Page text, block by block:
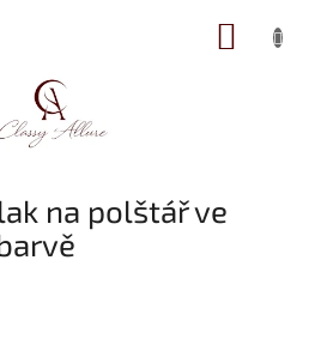
na polštář ve